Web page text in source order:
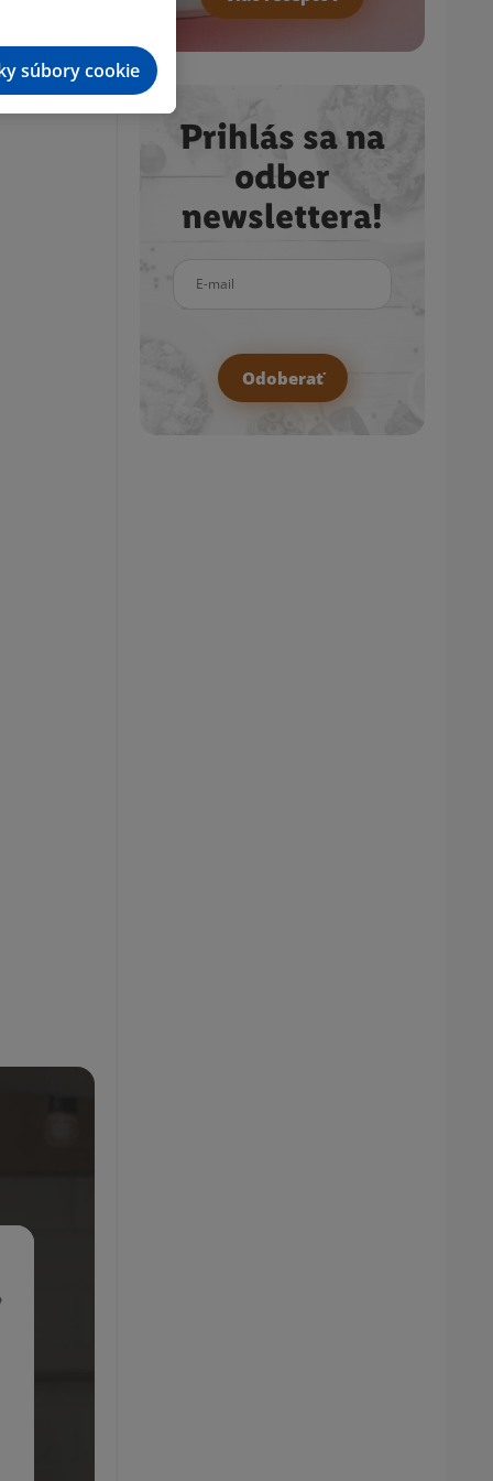
Prihlás sa na
odber
newslettera!
Odoberať
súbory cookie